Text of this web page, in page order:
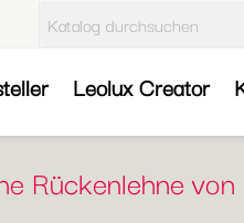
Leolux Creator
Rückenlehne